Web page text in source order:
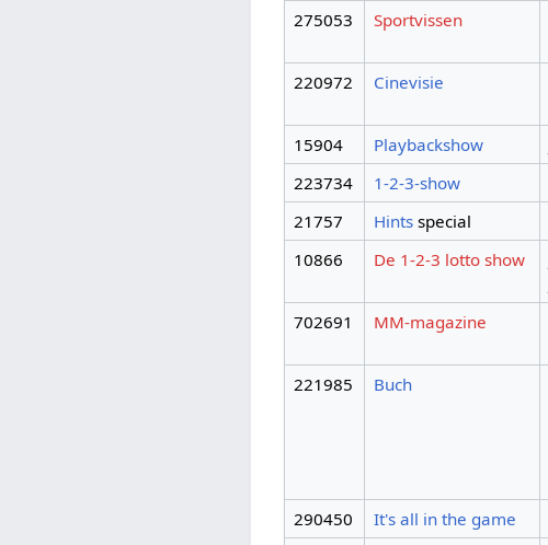
275053 Sportvissen
220972 Cinevisie
15904 Playbackshow
223734
1-2-3-show
21757
Hintsspecial
10866
De 1-2-3 lotto show
702691 MM-magazine
221985 Buch
290450 It's all in the game